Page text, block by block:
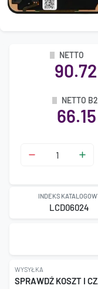
NETTO
NETTO
INDEKS
LCD06024
WYSYŁKA
SPRAWDŹ KOSZT I